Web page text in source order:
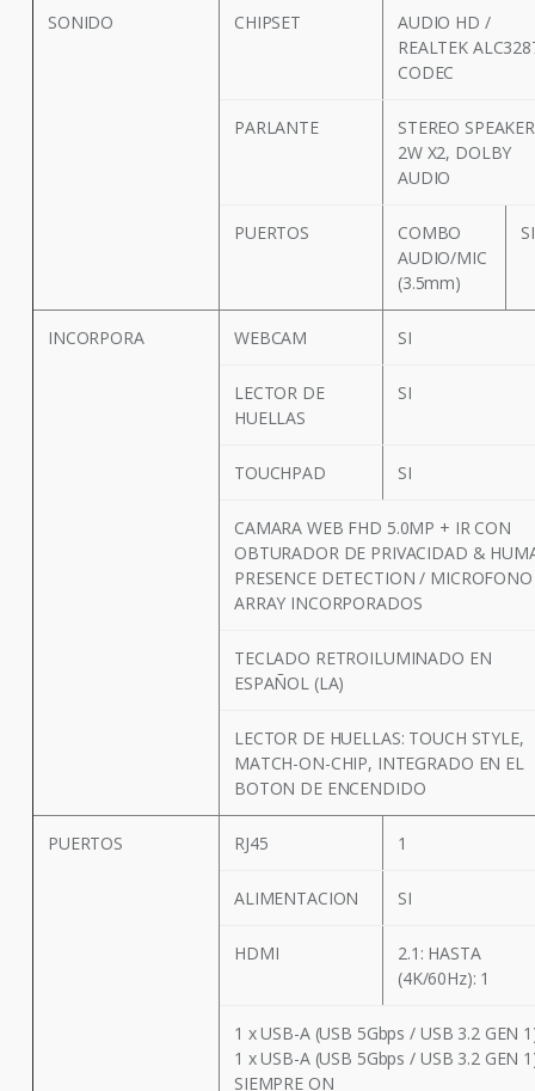
SONIDO CHIPSET
AUDIO HD /
REALTEK
CODEC
PARLANTE
STEREO
2W X2, DOLBY
AUDIO
PUERTOS
COMBO
AUDIO/MIC
(3.5mm)
SI
INCORPORA WEBCAM SI
LECTOR DE
HUELLAS
SI
TOUCHPAD SI
CAMARA WEB FHD 5.0MP + IR CON
OBTURADOR DE PRIVACIDAD &
PRESENCE DETECTION /
ARRAY INCORPORADOS
TECLADO RETROILUMINADO EN
ESPAÑOL (LA)
LECTOR DE HUELLAS: TOUCH STYLE,
MATCH-ON-CHIP, INTEGRADO EN EL
BOTON DE ENCENDIDO
PUERTOS RJ45 1
ALIMENTACION SI
HDMI
2.1: HASTA
(4K/60Hz): 1
1 x USB-A (USB 5Gbps / USB 3.2 GEN
1 x USB-A (USB 5Gbps / USB 3.2 GEN
SIEMPRE ON